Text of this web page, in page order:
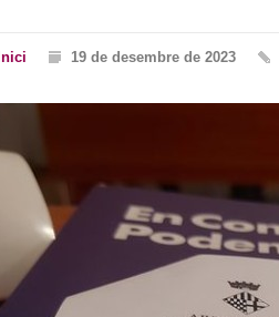
Inici 19 de desembre de 2023